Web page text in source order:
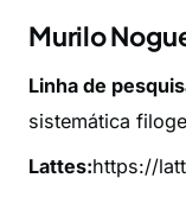
Murilo
Linha de
sistemática
Lattes:https://